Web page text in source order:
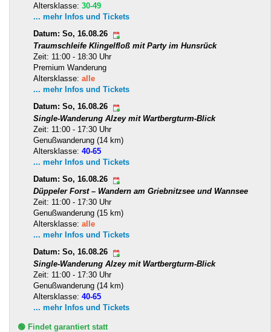
Altersklasse: 30-49
... mehr Infos und Tickets
Datum: So, 16.08.26
Traumschleife Klingelfloß mit Party im Hunsrück
Zeit: 11:00 - 18:30 Uhr
Premium Wanderung
Altersklasse: alle
... mehr Infos und Tickets
Datum: So, 16.08.26
Single-Wanderung Alzey mit Wartbergturm-Blick
Zeit: 11:00 - 17:30 Uhr
Genußwanderung (14 km)
Altersklasse: 40-65
... mehr Infos und Tickets
Datum: So, 16.08.26
Düppeler Forst – Wandern am Griebnitzsee und Wannsee
Zeit: 11:00 - 17:30 Uhr
Genußwanderung (15 km)
Altersklasse: alle
... mehr Infos und Tickets
Datum: So, 16.08.26
Single-Wanderung Alzey mit Wartbergturm-Blick
Zeit: 11:00 - 17:30 Uhr
Genußwanderung (14 km)
Altersklasse: 40-65
... mehr Infos und Tickets
🟢 Findet garantiert statt